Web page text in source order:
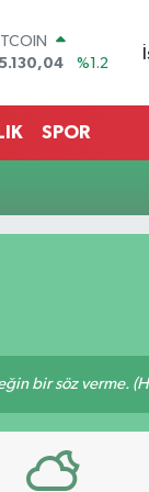
%1.2
%0.17
ALTIN
%2.12
SPOR
bir söz verme.